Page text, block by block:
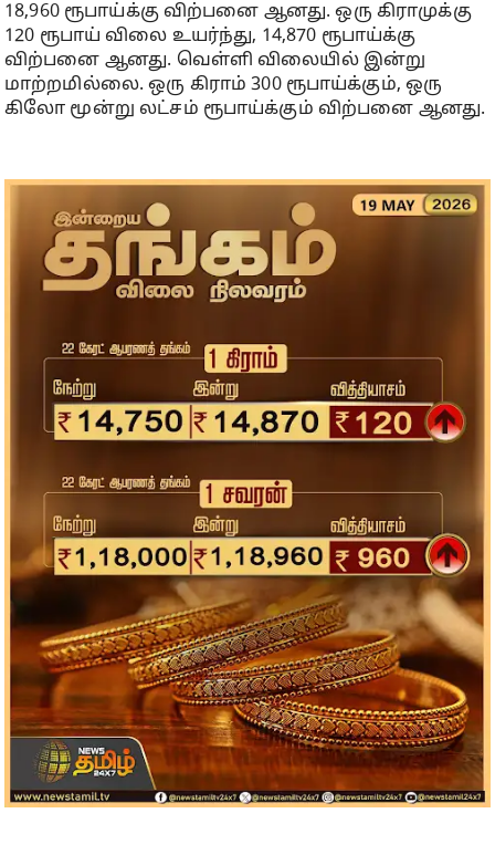
18,960 ரூபாய்க்கு விற்பனை ஆனது. ஒரு கிராமுக்கு
120 ரூபாய் விலை உயர்ந்து, 14,870 ரூபாய்க்கு
விற்பனை ஆனது. வெள்ளி விலையில் இன்று
மாற்றமில்லை. ஒரு கிராம் 300 ரூபாய்க்கும், ஒரு
கிலோ மூன்று லட்சம் ரூபாய்க்கும் விற்பனை ஆனது.